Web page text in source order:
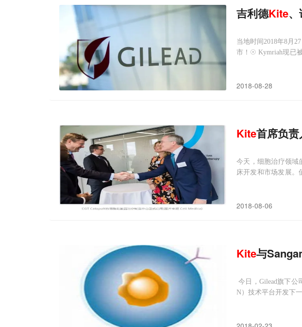
吉利德Kite
当地时间2018年8月
市！☉ Kymriah现已
2018-08-28
Kite首席负
今天，细胞治疗领域
床开发和市场发展。
2018-08-06
Kite与
今日，Gilead旗下公司
N）技术平台开发下